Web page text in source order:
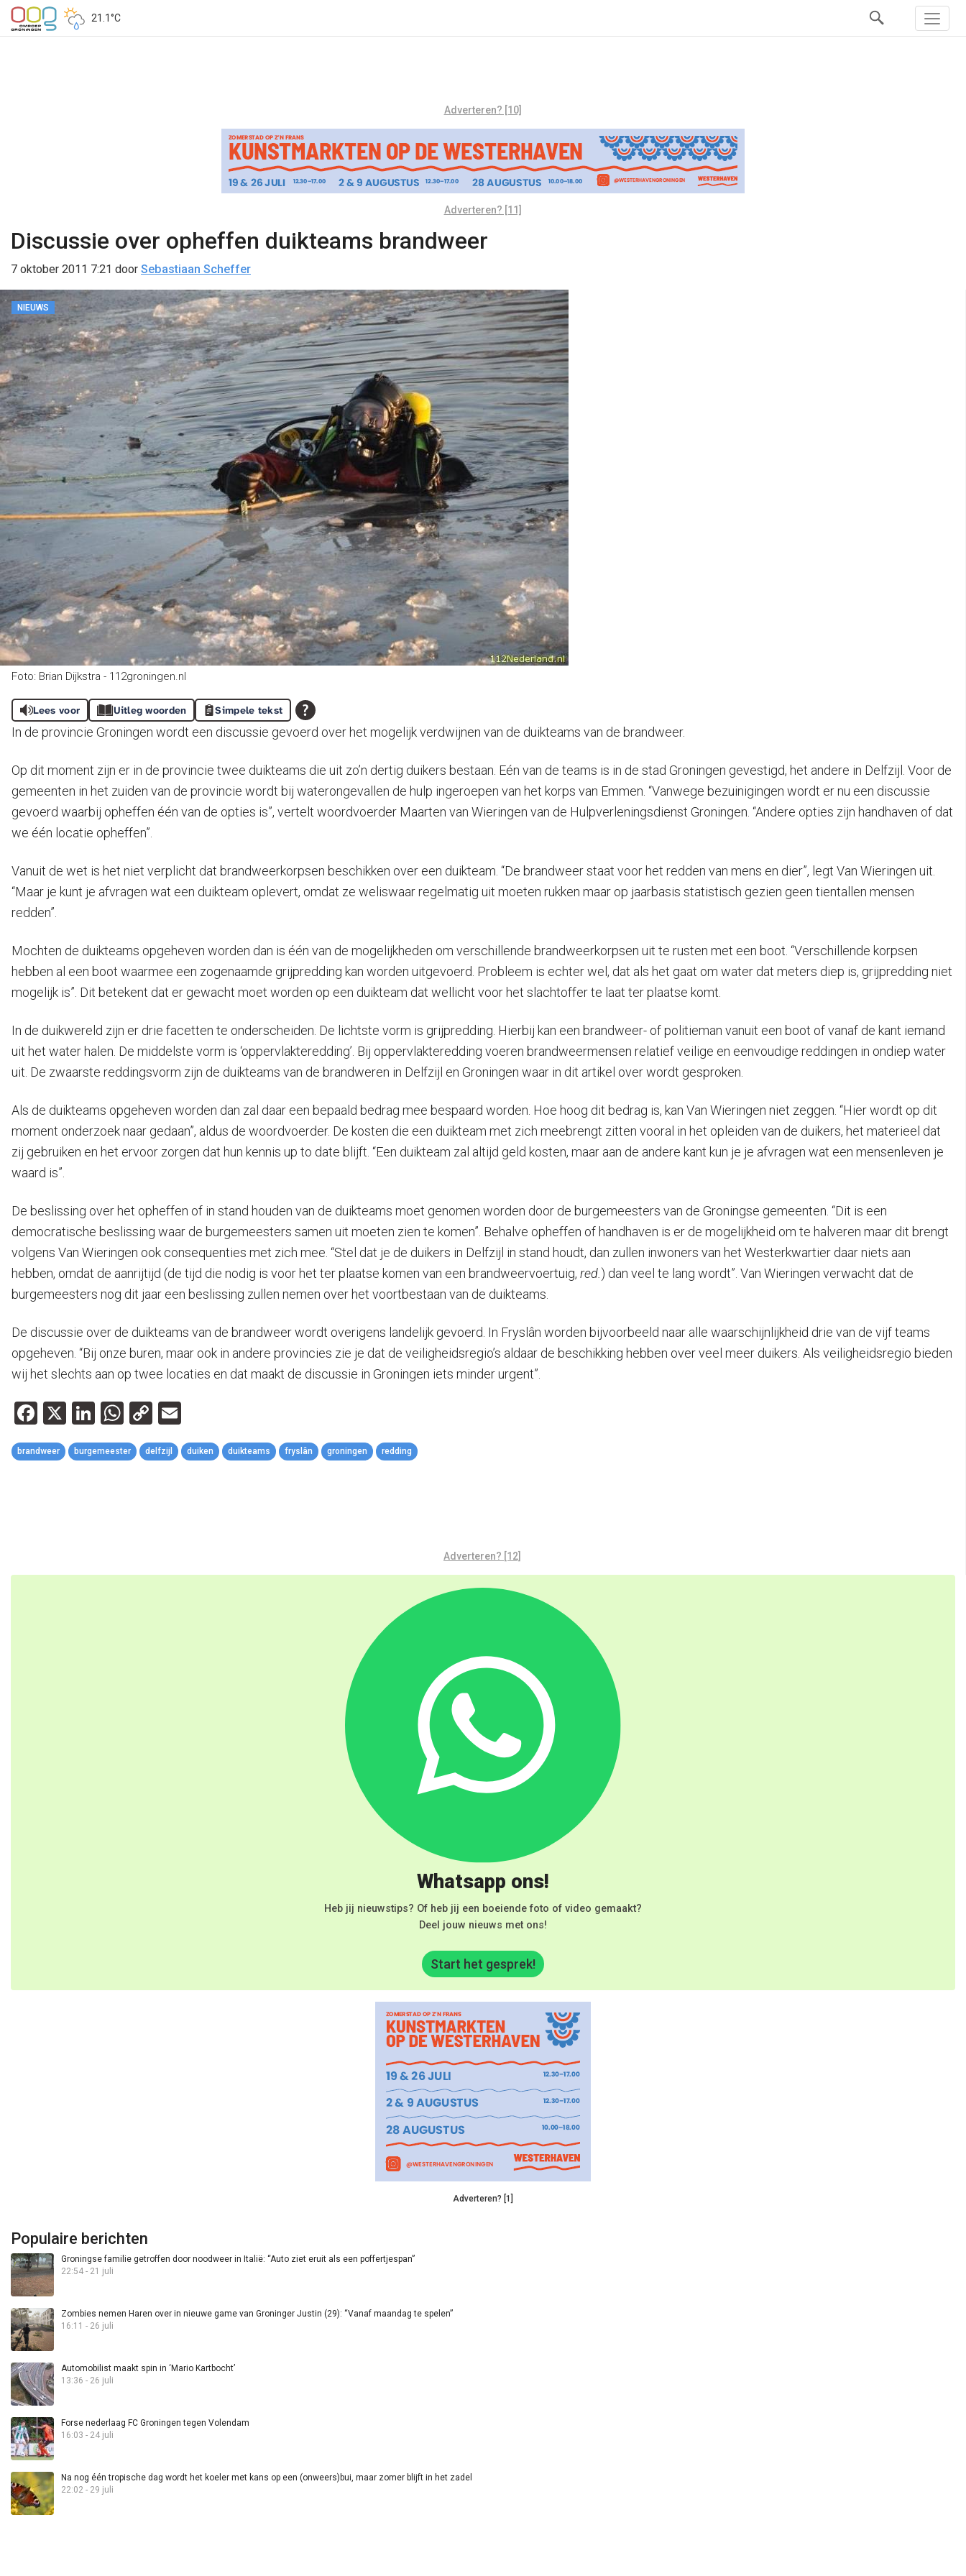
21.1°C
Adverteren? [10]
Adverteren? [11]
Discussie over opheffen duikteams brandweer
7 oktober 2011 7:21 door Sebastiaan Scheffer
NIEUWS
Foto: Brian Dijkstra - 112groningen.nl
Lees voor Uitleg woorden Simpele tekst
In de provincie Groningen wordt een discussie gevoerd over het mogelijk verdwijnen van de duikteams van de brandweer.
Op dit moment zijn er in de provincie twee duikteams die uit zo’n dertig duikers bestaan. Eén van de teams is in de stad Groningen gevestigd, het andere in Delfzijl. Voor de
gemeenten in het zuiden van de provincie wordt bij waterongevallen de hulp ingeroepen van het korps van Emmen. “Vanwege bezuinigingen wordt er nu een discussie
gevoerd waarbij opheffen één van de opties is”, vertelt woordvoerder Maarten van Wieringen van de Hulpverleningsdienst Groningen. “Andere opties zijn handhaven of dat
we één locatie opheffen”.
Vanuit de wet is het niet verplicht dat brandweerkorpsen beschikken over een duikteam. “De brandweer staat voor het redden van mens en dier”, legt Van Wieringen uit.
“Maar je kunt je afvragen wat een duikteam oplevert, omdat ze weliswaar regelmatig uit moeten rukken maar op jaarbasis statistisch gezien geen tientallen mensen
redden”.
Mochten de duikteams opgeheven worden dan is één van de mogelijkheden om verschillende brandweerkorpsen uit te rusten met een boot. “Verschillende korpsen
hebben al een boot waarmee een zogenaamde grijpredding kan worden uitgevoerd. Probleem is echter wel, dat als het gaat om water dat meters diep is, grijpredding niet
mogelijk is”. Dit betekent dat er gewacht moet worden op een duikteam dat wellicht voor het slachtoffer te laat ter plaatse komt.
In de duikwereld zijn er drie facetten te onderscheiden. De lichtste vorm is grijpredding. Hierbij kan een brandweer- of politieman vanuit een boot of vanaf de kant iemand
uit het water halen. De middelste vorm is ‘oppervlakteredding’. Bij oppervlakteredding voeren brandweermensen relatief veilige en eenvoudige reddingen in ondiep water
uit. De zwaarste reddingsvorm zijn de duikteams van de brandweren in Delfzijl en Groningen waar in dit artikel over wordt gesproken.
Als de duikteams opgeheven worden dan zal daar een bepaald bedrag mee bespaard worden. Hoe hoog dit bedrag is, kan Van Wieringen niet zeggen. “Hier wordt op dit
moment onderzoek naar gedaan”, aldus de woordvoerder. De kosten die een duikteam met zich meebrengt zitten vooral in het opleiden van de duikers, het materieel dat
zij gebruiken en het ervoor zorgen dat hun kennis up to date blijft. “Een duikteam zal altijd geld kosten, maar aan de andere kant kun je je afvragen wat een mensenleven je
waard is”.
De beslissing over het opheffen of in stand houden van de duikteams moet genomen worden door de burgemeesters van de Groningse gemeenten. “Dit is een
democratische beslissing waar de burgemeesters samen uit moeten zien te komen”. Behalve opheffen of handhaven is er de mogelijkheid om te halveren maar dit brengt
volgens Van Wieringen ook consequenties met zich mee. “Stel dat je de duikers in Delfzijl in stand houdt, dan zullen inwoners van het Westerkwartier daar niets aan
hebben, omdat de aanrijtijd (de tijd die nodig is voor het ter plaatse komen van een brandweervoertuig, red. ) dan veel te lang wordt”. Van Wieringen verwacht dat de
burgemeesters nog dit jaar een beslissing zullen nemen over het voortbestaan van de duikteams.
De discussie over de duikteams van de brandweer wordt overigens landelijk gevoerd. In Fryslân worden bijvoorbeeld naar alle waarschijnlijkheid drie van de vijf teams
opgeheven. “Bij onze buren, maar ook in andere provincies zie je dat de veiligheidsregio’s aldaar de beschikking hebben over veel meer duikers. Als veiligheidsregio bieden
wij het slechts aan op twee locaties en dat maakt de discussie in Groningen iets minder urgent”.
Facebook
X LinkedIn
WhatsApp
Copy
Link
brandweer burgemeester delfzijl duiken duikteams fryslân groningen redding
Adverteren? [12]
Whatsapp ons!
Heb jij nieuwstips? Of heb jij een boeiende foto of video gemaakt?
Deel jouw nieuws met ons!
Start het gesprek!
Adverteren? [1]
Populaire berichten
Groningse familie getroffen door noodweer in Italië: “Auto ziet eruit als een poffertjespan”
22:54 - 21 juli
Zombies nemen Haren over in nieuwe game van Groninger Justin (29): “Vanaf maandag te spelen”
16:11 - 26 juli
Automobilist maakt spin in ‘Mario Kartbocht’
13:36 - 26 juli
Forse nederlaag FC Groningen tegen Volendam
16:03 - 24 juli
Na nog één tropische dag wordt het koeler met kans op een (onweers)bui, maar zomer blijft in het zadel
22:02 - 29 juli